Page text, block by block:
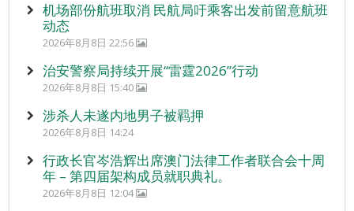
机场部份航班取消 民航局吁乘客出发前留意航班
动态
2026年8月8日 22:56
治安警察局持续开展“雷霆2026”行动
2026年8月8日 15:40
涉杀人未遂内地男子被羁押
2026年8月8日 14:24
行政长官岑浩辉出席澳门法律工作者联合会十周
年 – 第四届架构成员就职典礼。
2026年8月8日 12:04